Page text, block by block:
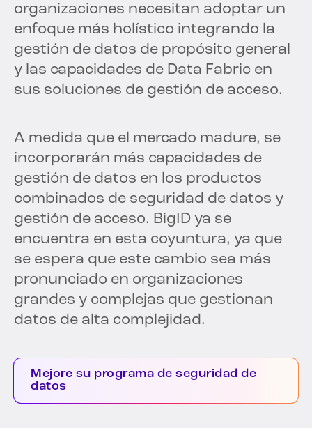
organizaciones necesitan adoptar un
enfoque más holístico integrando la
gestión de datos de propósito general
y las capacidades de Data Fabric en
sus soluciones de gestión de acceso.
A medida que el mercado madure, se
incorporarán más capacidades de
gestión de datos en los productos
combinados de seguridad de datos y
gestión de acceso. BigID ya se
encuentra en esta coyuntura, ya que
se espera que este cambio sea más
pronunciado en organizaciones
grandes y complejas que gestionan
datos de alta complejidad.
Mejore su programa de seguridad de
datos